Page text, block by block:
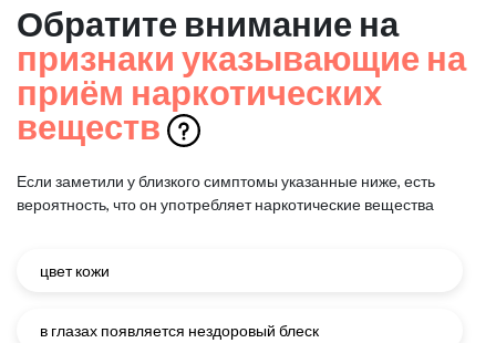
Обратите внимание на
признаки указывающие на
приём наркотических
веществ
Если заметили у близкого симптомы указанные ниже, есть
вероятность, что он употребляет наркотические вещества
цвет кожи
в глазах появляется нездоровый блеск